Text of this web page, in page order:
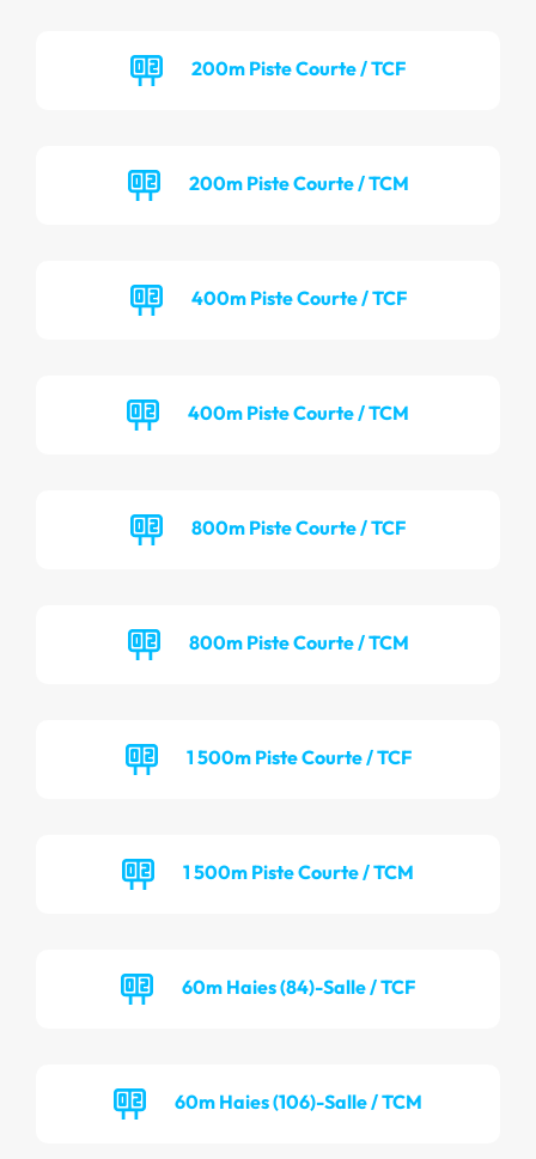
200m Piste Courte / TCF
200m Piste Courte / TCM
400m Piste Courte / TCF
400m Piste Courte / TCM
800m Piste Courte / TCF
800m Piste Courte / TCM
1 500m Piste Courte / TCF
1 500m Piste Courte / TCM
60m Haies (84)-Salle / TCF
60m Haies (106)-Salle / TCM